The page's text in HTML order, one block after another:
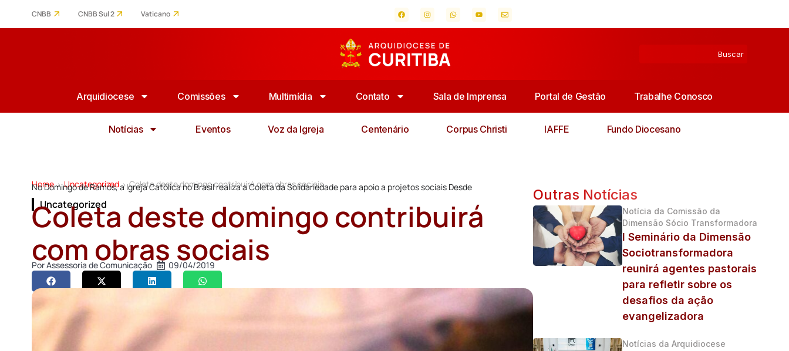
CNBB CNBB Sul 2 Vaticano
Arquidiocese Comissões Multimídia Contato Sala de Imprensa Portal de Gestão Trabalhe Conosco
Notícias Eventos Voz da Igreja Centenário Corpus Christi IAFFE Fundo Diocesano
Home > Uncategorized > Coleta deste domingo contribuirá com obras sociais
No Domingo de Ramos, a Igreja Católica no Brasil realiza a Coleta da Solidariedade para apoio a projetos sociais Desde
Uncategorized
Coleta deste domingo contribuirá
com obras sociais
PorAssessoria de Comunicação 09/04/2019
Outras Notícias
Notícia da Comissão da
Dimensão Sócio Transformadora
I Seminário da Dimensão
Sociotransformadora
reunirá agentes pastorais
para refletir sobre os
desafios da ação
evangelizadora
Notícias da Arquidiocese